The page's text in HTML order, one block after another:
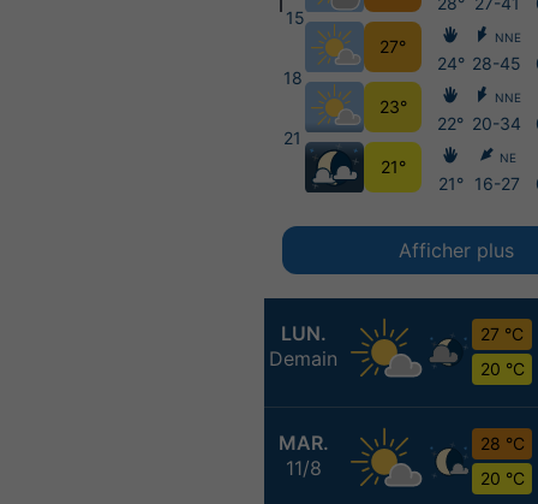
LUN.
Demain
27 °C
20 °C
MAR.
11/8
28 °C
20 °C
15
18
21
27°
23°
21°
24°
22°
21°
NNE
28-45
NNE
20-34
NE
16-27
Afficher plus